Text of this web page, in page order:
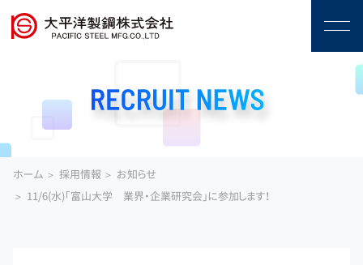
ホーム 採用情報
お知らせ
11/6(水)「富山大学 業界・企業研究会」に参加します！